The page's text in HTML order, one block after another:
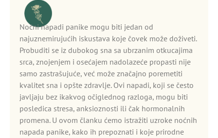
Noćni napadi panike mogu biti jedan od
najuznemirujućih iskustava koje čovek može doživeti.
Probuditi se iz dubokog sna sa ubrzanim otkucajima
srca, znojenjem i osećajem nadolazeće propasti nije
samo zastrašujuće, već može značajno poremetiti
kvalitet sna i opšte zdravlje. Ovi napadi, koji se često
javljaju bez ikakvog očiglednog razloga, mogu biti
posledica stresa, anksioznosti ili čak hormonalnih
promena. U ovom članku ćemo istražiti uzroke noćnih
napada panike, kako ih prepoznati i koje prirodne